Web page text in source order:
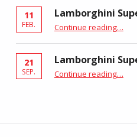
11
FEB.
Lamborghini
Continue reading “Lamborghini Super Trofeo 2021”
…
21
SEP.
Lamborghini
Continue reading…